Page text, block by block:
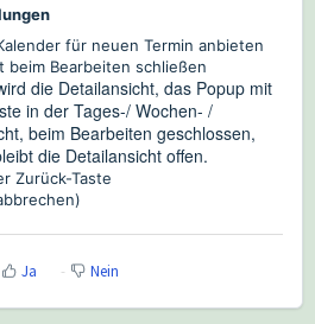
für neuen Termin anbieten
beim Bearbeiten schließen
die Detailansicht, das Popup mit
in der Tages-/ Wochen- /
beim Bearbeiten geschlossen,
die Detailansicht offen.
Zurück-Taste
Ja Nein